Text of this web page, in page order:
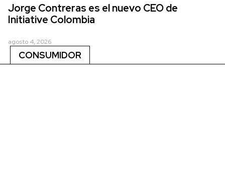
Jorge Contreras es el nuevo CEO de
Initiative Colombia
agosto 4, 2026
CONSUMIDOR